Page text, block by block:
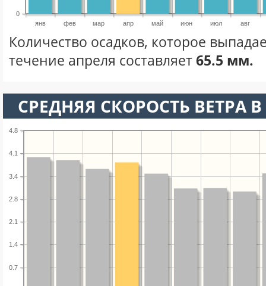
янв фев мар апр май июн июл авг
0
Количество осадков, которое
течение апреля составляет65.5 мм.
СРЕДНЯЯ СКОРОСТЬ ВЕТРА
0.7
1.4
2.1
2.8
3.4
4.1
4.8